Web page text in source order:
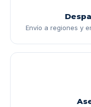
Envío a regiones y